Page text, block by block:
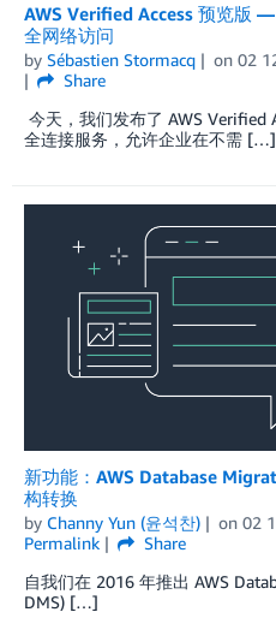
AWS Verified Access 预览版
全网络访问
by Sébastien Stormacq on 02
Share
今天，我们发布了 AWS Verified
全连接服务，允许企业在不需 […]
新功能：AWS Database
构转换
by Channy Yun (윤석찬) on 02
Permalink
Share
自我们在 2016 年推出 AWS
DMS) […]